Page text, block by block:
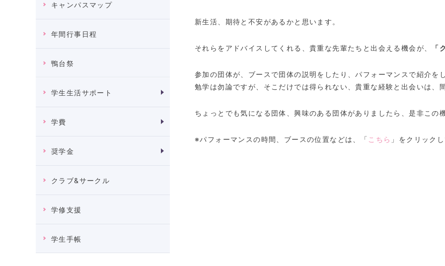
キャンパスマップ
年間行事日程
鴨台祭
学生生活サポート
学費
奨学金
クラブ&サークル
学修支援
学生手帳
新生活、期待と不安があるかと思います。
それらをアドバイスしてくれる、貴重な先輩たちと出会える機会が、 「
参加の団体が、ブースで団体の説明をしたり、パフォーマンスで紹介を
勉学は勿論ですが、そこだけでは得られない、貴重な経験と出会いは、
ちょっとでも気になる団体、興味のある団体がありましたら、是非この
※パフォーマンスの時間、ブースの位置などは、「 こちら 」をクリック